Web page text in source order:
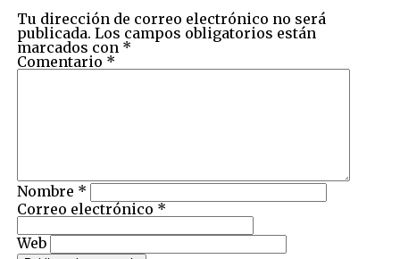
Tu dirección de correo electrónico no será
publicada. Los campos obligatorios están
marcados con *
Comentario *
Nombre *
Correo electrónico *
Web